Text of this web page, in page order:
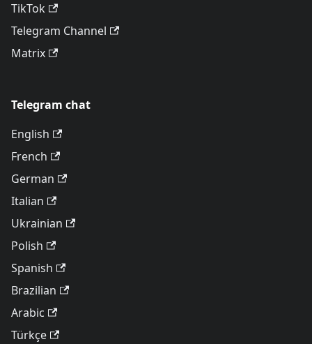
TikTok
Telegram Channel
Matrix
Telegram chat
English
French
German
Italian
Ukrainian
Polish
Spanish
Brazilian
Arabic
Türkçe